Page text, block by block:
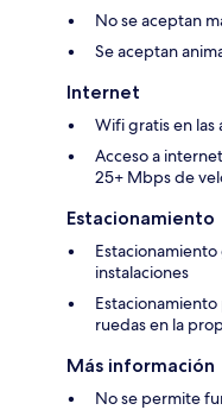
No se aceptan
Se aceptan
Internet
Wifi gratis en las
Acceso a
25+ Mbps de
Estacionamiento
instalaciones
Estacionamiento
ruedas en la
Más información
No se permite